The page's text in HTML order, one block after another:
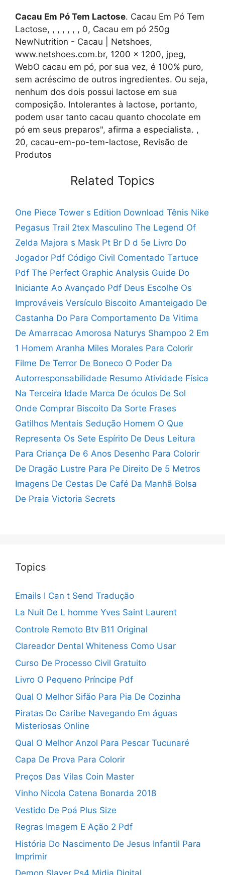
Cacau Em Pó Tem Lactose. Cacau Em Pó Tem
Lactose, , , , , , , 0, Cacau em pó 250g
NewNutrition - Cacau | Netshoes,
www.netshoes.com.br, 1200 x 1200, jpeg,
WebO cacau em pó, por sua vez, é 100% puro,
sem acréscimo de outros ingredientes. Ou seja,
nenhum dos dois possui lactose em sua
composição. Intolerantes à lactose, portanto,
podem usar tanto cacau quanto chocolate em
pó em seus preparos", afirma a especialista. ,
20, cacau-em-po-tem-lactose, Revisão de
Produtos
Related Topics
One Piece Tower s Edition Download Tênis Nike
Pegasus Trail 2tex Masculino The Legend Of
Zelda Majora s Mask Pt Br D d 5e Livro Do
Jogador Pdf Código Civil Comentado Tartuce
Pdf The Perfect Graphic Analysis Guide Do
Iniciante Ao Avançado Pdf Deus Escolhe Os
Improváveis Versículo Biscoito Amanteigado De
Castanha Do Para Comportamento Da Vitima
De Amarracao Amorosa Naturys Shampoo 2 Em
1 Homem Aranha Miles Morales Para Colorir
Filme De Terror De Boneco O Poder Da
Autorresponsabilidade Resumo Atividade Física
Na Terceira Idade Marca De óculos De Sol
Onde Comprar Biscoito Da Sorte Frases
Gatilhos Mentais Sedução Homem O Que
Representa Os Sete Espírito De Deus Leitura
Para Criança De 6 Anos Desenho Para Colorir
De Dragão Lustre Para Pe Direito De 5 Metros
Imagens De Cestas De Café Da Manhã Bolsa
De Praia Victoria Secrets
Topics
Emails I Can t Send Tradução
La Nuit De L homme Yves Saint Laurent
Controle Remoto Btv B11 Original
Clareador Dental Whiteness Como Usar
Curso De Processo Civil Gratuito
Livro O Pequeno Príncipe Pdf
Qual O Melhor Sifão Para Pia De Cozinha
Piratas Do Caribe Navegando Em águas
Misteriosas Online
Qual O Melhor Anzol Para Pescar Tucunaré
Capa De Prova Para Colorir
Preços Das Vilas Coin Master
Vinho Nicola Catena Bonarda 2018
Vestido De Poá Plus Size
Regras Imagem E Ação 2 Pdf
História Do Nascimento De Jesus Infantil Para
Imprimir
Demon Slayer Ps4 Midia Digital